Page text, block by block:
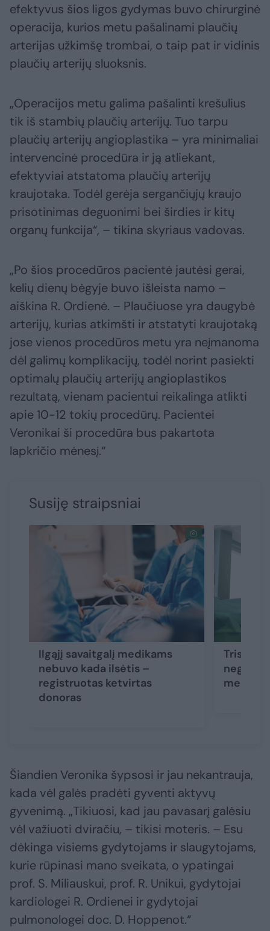
efektyvus šios ligos gydymas buvo chirurginė
operacija, kurios metu pašalinami plaučių
arterijas užkimšę trombai, o taip pat ir vidinis
plaučių arterijų sluoksnis.
„Operacijos metu galima pašalinti krešulius
tik iš stambių plaučių arterijų. Tuo tarpu
plaučių arterijų angioplastika – yra minimaliai
intervencinė procedūra ir ją atliekant,
efektyviai atstatoma plaučių arterijų
kraujotaka. Todėl gerėja sergančiųjų kraujo
prisotinimas deguonimi bei širdies ir kitų
organų funkcija“, – tikina skyriaus vadovas.
„Po šios procedūros pacientė jautėsi gerai,
kelių dienų bėgyje buvo išleista namo –
aiškina R. Ordienė. – Plaučiuose yra daugybė
arterijų, kurias atkimšti ir atstatyti kraujotaką
jose vienos procedūros metu yra neįmanoma
dėl galimų komplikacijų, todėl norint pasiekti
optimalų plaučių arterijų angioplastikos
rezultatą, vienam pacientui reikalinga atlikti
apie 10-12 tokių procedūrų. Pacientei
Veronikai ši procedūra bus pakartota
lapkričio mėnesį.“
Susiję straipsniai
Ilgąjį savaitgalį medikams
nebuvo kada ilsėtis –
registruotas ketvirtas
donoras
medikai
Šiandien Veronika šypsosi ir jau nekantrauja,
kada vėl galės pradėti gyventi aktyvų
gyvenimą. „Tikiuosi, kad jau pavasarį galėsiu
vėl važiuoti dviračiu, – tikisi moteris. – Esu
dėkinga visiems gydytojams ir slaugytojams,
kurie rūpinasi mano sveikata, o ypatingai
prof. S. Miliauskui, prof. R. Unikui, gydytojai
kardiologei R. Ordienei ir gydytojai
pulmonologei doc. D. Hoppenot.“